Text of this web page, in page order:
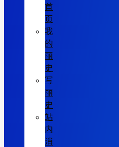
首
页
我
的
丽
史
写
丽
史
站
内
消